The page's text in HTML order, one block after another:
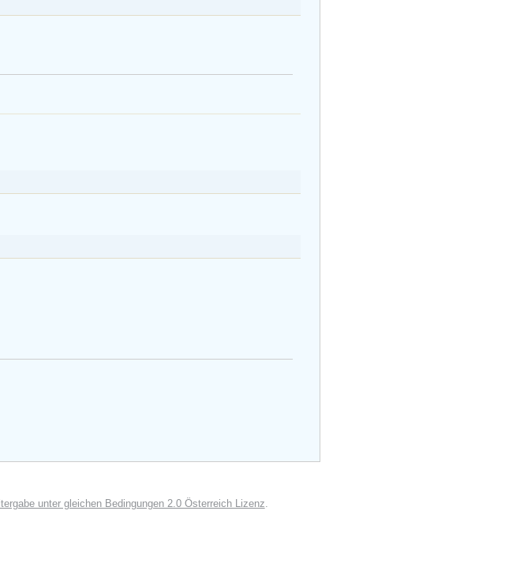
unter gleichen Bedingungen 2.0 Österreich Lizenz.